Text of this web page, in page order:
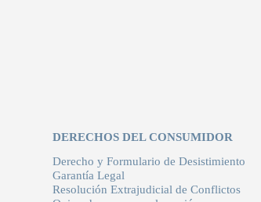
DERECHOS DEL CONSUMIDOR
Derecho y Formulario de Desistimiento
Garantía Legal
Resolución Extrajudicial de Conflictos